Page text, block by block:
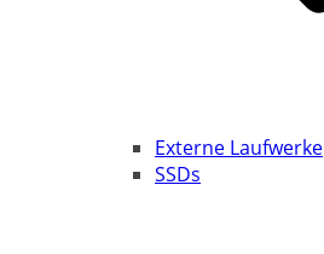
Externe Laufwerke
SSDs